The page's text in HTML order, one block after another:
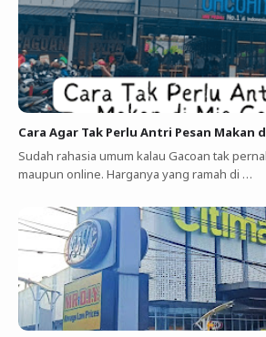
Cara Agar Tak Perlu Antri Pesan Makan
Sudah rahasia umum kalau Gacoan tak
maupun online. Harganya yang ramah di …